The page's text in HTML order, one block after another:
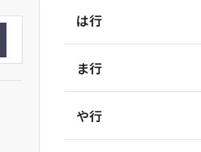
は行
ま行
や行